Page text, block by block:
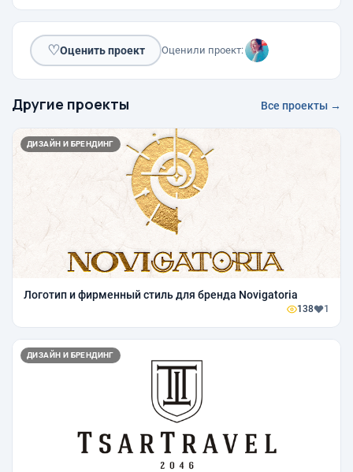
♡Оценить проект Оценили проект:
Другие проекты Все проекты →
ДИЗАЙН И БРЕНДИНГ
Логотип и фирменный стиль для бренда Novigatoria
138 1
ДИЗАЙН И БРЕНДИНГ